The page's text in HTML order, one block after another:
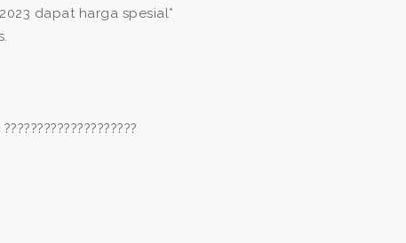
dapat harga spesial*